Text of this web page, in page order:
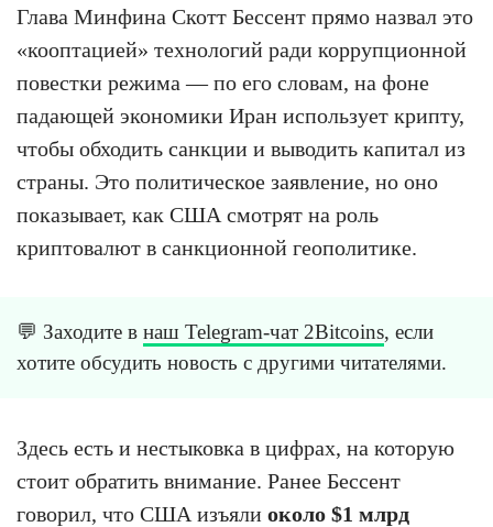
Глава Минфина Скотт Бессент прямо назвал это
«кооптацией» технологий ради коррупционной
повестки режима — по его словам, на фоне
падающей экономики Иран использует крипту,
чтобы обходить санкции и выводить капитал из
страны. Это политическое заявление, но оно
показывает, как США смотрят на роль
криптовалют в санкционной геополитике.
💬 Заходите в наш Telegram-чат 2Bitcoins, если
хотите обсудить новость с другими читателями.
Здесь есть и нестыковка в цифрах, на которую
стоит обратить внимание. Ранее Бессент
говорил, что США изъяли около $1 млрд